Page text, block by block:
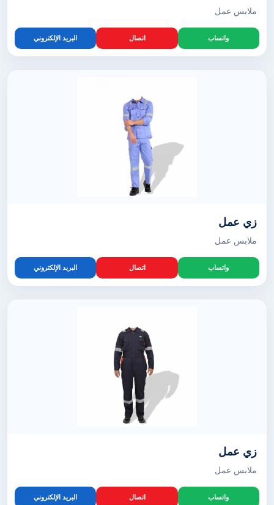
ملابس عمل
واتساب اتصال البريد الإلكتروني
زي عمل
ملابس عمل
واتساب اتصال البريد الإلكتروني
زي عمل
ملابس عمل
واتساب اتصال البريد الإلكتروني